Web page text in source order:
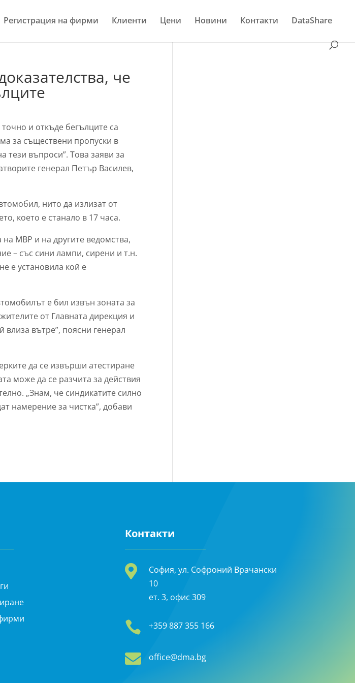
Регистрация на фирми Клиенти Цени Новини Контакти DataShare
че
и откъде бегълците са
за съществени пропуски в
тези въпроси”. Това заяви за
генерал Петър Василев,
нито да излизат от
което е станало в 17 часа.
МВР и на другите ведомства,
– със сини лампи, сирени и т.н.
е установила кой е
е бил извън зоната за
от Главната дирекция и
вътре”, поясни генерал
да се извърши атестиране
може да се разчита за действия
„Знам, че синдикатите силно
намерение за чистка”, добави
Контакти

София, ул. Софроний Врачански
10
ет. 3, офис 309
 +359 887 355 166
 office@dma.bg